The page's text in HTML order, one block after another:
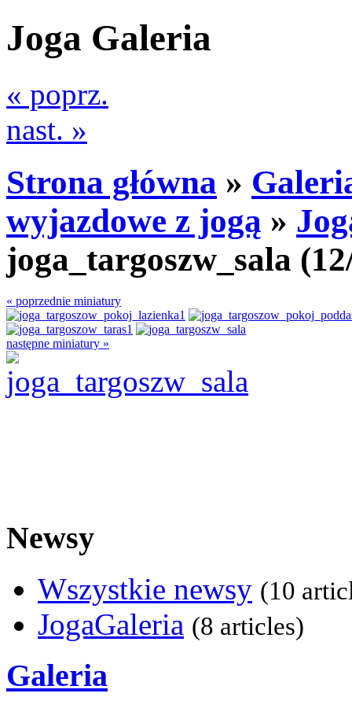
Joga Galeria
« poprz.
nast. »
Strona główna »
wyjazdowe z jogą »
joga_targoszw_sala
« poprzednie miniatury
następne miniatury »
Newsy
Wszystkie newsy (10
JogaGaleria (8 articles)
Galeria